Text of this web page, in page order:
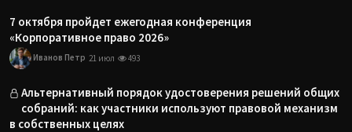
7 октября пройдет ежегодная конференция
«Корпоративное право 2026»
Иванов Петр 21 июл 493
Альтернативный порядок удостоверения решений общих
собраний: как участники используют правовой механизм
в собственных целях